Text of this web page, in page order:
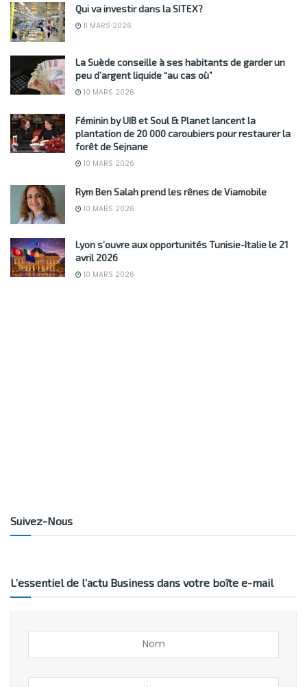
Qui va investir dans la SITEX?
11 MARS 2026
La Suède conseille à ses habitants de garder un
peu d’argent liquide “au cas où”
10 MARS 2026
Féminin by UIB et Soul & Planet lancent la
plantation de 20 000 caroubiers pour restaurer la
forêt de Sejnane
10 MARS 2026
Rym Ben Salah prend les rênes de Viamobile
10 MARS 2026
Lyon s’ouvre aux opportunités Tunisie-Italie le 21
avril 2026
10 MARS 2026
Suivez-Nous
L’essentiel de l’actu Business dans votre boîte e-mail